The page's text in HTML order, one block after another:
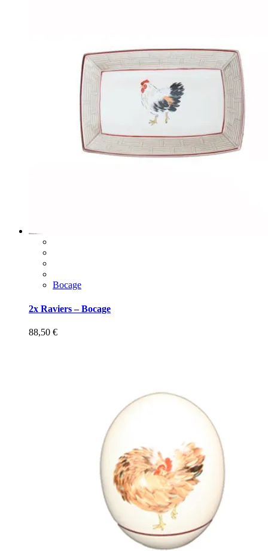
Bocage
2x Raviers – Bocage
88,50 €